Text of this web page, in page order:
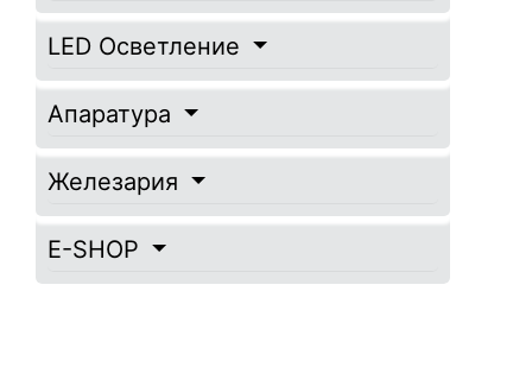
LED Осветление
Апаратура
Железария
E-SHOP